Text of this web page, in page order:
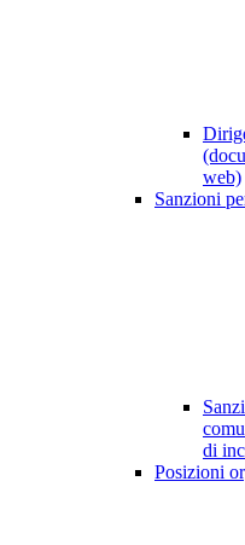
web)
Sanzioni
di
Posizioni